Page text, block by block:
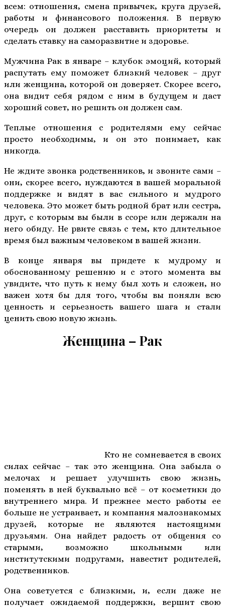
всем: отношения, смена привычек, круга друзей,
работы и финансового положения. В первую
очередь он должен расставить приоритеты и
сделать ставку на саморазвитие и здоровье.
Мужчина Рак в январе – клубок эмоций, который
распутать ему поможет близкий человек – друг
или женщина, которой он доверяет. Скорее всего,
она видит себя рядом с ним в будущем и даст
хороший совет, но решить он должен сам.
Теплые отношения с родителями ему сейчас
просто необходимы, и он это понимает, как
никогда.
Не ждите звонка родственников, и звоните сами –
они, скорее всего, нуждаются в вашей моральной
поддержке и видят в вас сильного и мудрого
человека. Это может быть родной брат или сестра,
друг, с которым вы были в ссоре или держали на
него обиду. Не рвите связь с тем, кто длительное
время был важным человеком в вашей жизни.
В конце января вы придете к мудрому и
обоснованному решению и с этого момента вы
увидите, что путь к нему был хоть и сложен, но
важен хотя бы для того, чтобы вы поняли всю
ценность и серьезность вашего шага и стали
ценить свою новую жизнь.
Женщина – Рак
Кто не сомневается в своих
силах сейчас – так это женщина. Она забыла о
мелочах и решает улучшить свою жизнь,
поменять в ней буквально всё – от косметики до
внутреннего мира. И прежнее место работы ее
больше не устраивает, и компания малознакомых
друзей, которые не являются настоящими
друзьями. Она найдет радость от общения со
старыми, возможно школьными или
институтскими подругами, навестит родителей,
родственников.
Она советуется с близкими, и, если даже не
получает ожидаемой поддержки, вершит свою